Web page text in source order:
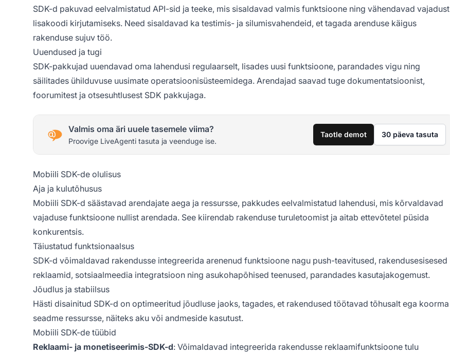
SDK-d pakuvad eelvalmistatud API-sid ja teeke, mis sisaldavad valmis funktsioone ning vähendavad vajadust
lisakoodi kirjutamiseks. Need sisaldavad ka testimis- ja silumisvahendeid, et tagada arenduse käigus
rakenduse sujuv töö.
Uuendused ja tugi
SDK-pakkujad uuendavad oma lahendusi regulaarselt, lisades uusi funktsioone, parandades vigu ning
säilitades ühilduvuse uusimate operatsioonisüsteemidega. Arendajad saavad tuge dokumentatsioonist,
foorumitest ja otsesuhtlusest SDK pakkujaga.
Valmis oma äri uuele tasemele viima?
Proovige LiveAgenti tasuta ja veenduge ise.
Taotle demot 30 päeva tasuta
Mobiili SDK-de olulisus
Aja ja kulutõhusus
Mobiili SDK-d säästavad arendajate aega ja ressursse, pakkudes eelvalmistatud lahendusi, mis kõrvaldavad
vajaduse funktsioone nullist arendada. See kiirendab rakenduse turuletoomist ja aitab ettevõtetel püsida
konkurentsis.
Täiustatud funktsionaalsus
SDK-d võimaldavad rakendusse integreerida arenenud funktsioone nagu push-teavitused, rakendusesisesed
reklaamid, sotsiaalmeedia integratsioon ning asukohapõhised teenused, parandades kasutajakogemust.
Jõudlus ja stabiilsus
Hästi disainitud SDK-d on optimeeritud jõudluse jaoks, tagades, et rakendused töötavad tõhusalt ega koorma
seadme ressursse, näiteks aku või andmeside kasutust.
Mobiili SDK-de tüübid
Reklaami- ja monetiseerimis-SDK-d: Võimaldavad integreerida rakendusse reklaamifunktsioone tulu